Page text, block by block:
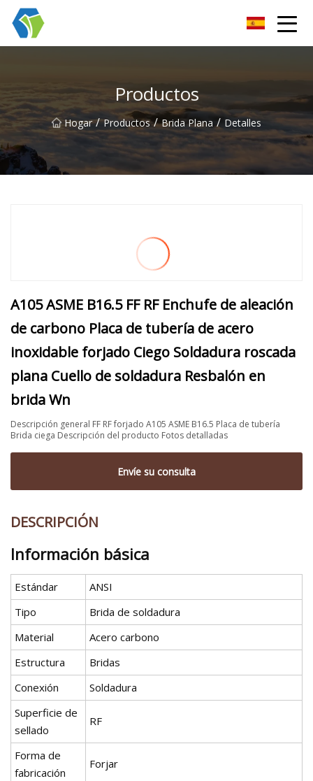
Grupo Co., Ltd de las soluciones de la luz de las estrellas de
Productos
Hogar / Productos / Brida Plana / Detalles
A105 ASME B16.5 FF RF Enchufe de aleación
de carbono Placa de tubería de acero
inoxidable forjado Ciego Soldadura roscada
plana Cuello de soldadura Resbalón en
brida Wn
Descripción general FF RF forjado A105 ASME B16.5 Placa de tubería
Brida ciega Descripción del producto Fotos detalladas
Envíe su consulta
DESCRIPCIÓN
Información básica
Estándar
ANSI
Tipo
Brida de soldadura
Material
Acero carbono
Estructura
Bridas
Conexión
Soldadura
Superficie de
sellado
RF
Forma de
fabricación
Forjar